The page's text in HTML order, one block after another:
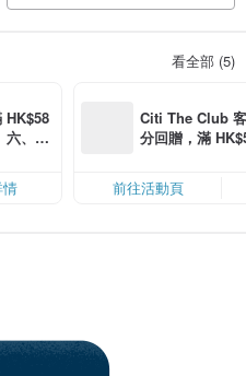
看全部 (5)
HK$58
六、日
Citi The Club
分回贈，滿
前往活動頁